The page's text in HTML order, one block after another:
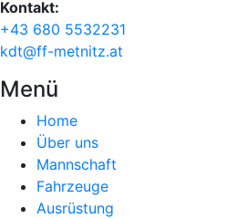
Kontakt:
+43 680 5532231
kdt@ff-metnitz.at
Menü
Home
Über uns
Mannschaft
Fahrzeuge
Ausrüstung